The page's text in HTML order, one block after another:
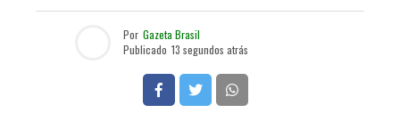
Por Gazeta Brasil
Publicado 13 segundos atrás